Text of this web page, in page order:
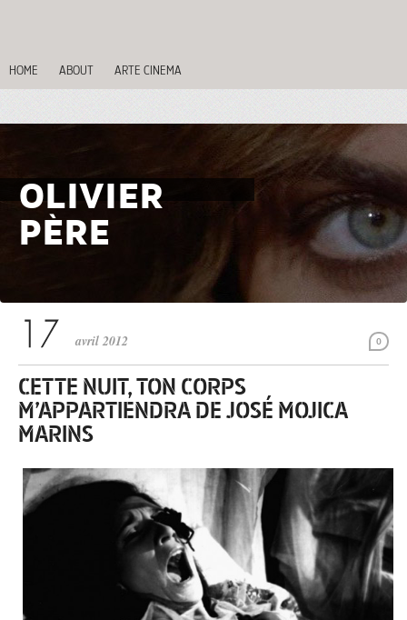
HOME ABOUT ARTE CINEMA
OLIVIER
PÈRE
0
avril 2012
CETTE NUIT, TON CORPS
M’APPARTIENDRA DE JOSÉ MOJICA
MARINS